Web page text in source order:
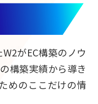
販
報
がEC構築のノウ
構築実績から導き
めのここだけの情